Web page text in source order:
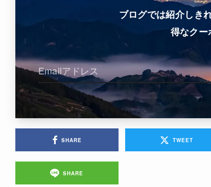
ブログでは紹介しき
得なクー
SHARE TWEET
SHARE